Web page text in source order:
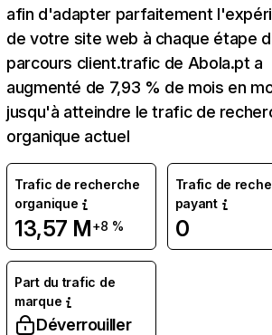
afin d'adapter parfaitement
de votre site web à chaque étape
parcours client.trafic de Abola.pt a
augmenté de 7,93 % de mois en
jusqu'à atteindre le trafic de
organique actuel
Trafic de recherche
organique
13,57 M+8 %
Trafic de
payant
0
Part du trafic de
marque
Déverrouiller